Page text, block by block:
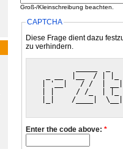
Groß-/Kleinschreibung beachten.
CAPTCHA
Diese Frage dient dazu
zu verhindern.
_ __  |__  / | |_
| '__|   / /  |
| |     / /_  | |_
|_|    /____|
Enter the code above: *